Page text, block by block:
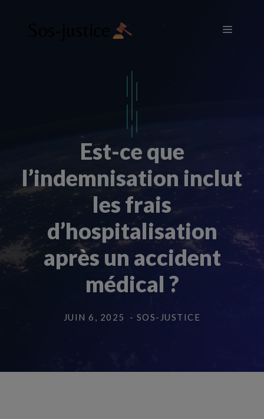
Menu
Est-ce que
l’indemnisation inclut
les frais
d’hospitalisation
après un accident
médical ?
JUIN 6, 2025 - SOS-JUSTICE